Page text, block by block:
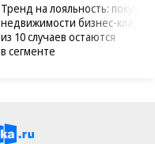
Тренд на лояльность:
недвижимости бизнес-класса
из 10 случаев остаются
в сегменте